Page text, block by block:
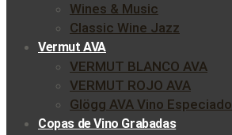
Wines & Music
Classic Wine Jazz
Vermut AVA
VERMUT BLANCO AVA
VERMUT ROJO AVA
Glögg AVA Vino Especiado
Copas de Vino Grabadas